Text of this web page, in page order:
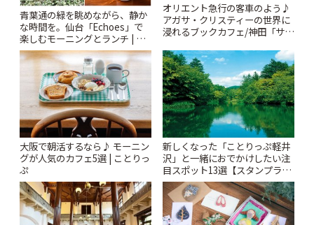
青葉通の緑を眺めながら、静か
な時間を。仙台「Echoes」で
楽しむモーニングとランチ | こ
とりっぷ
オリエント急行の客車のよう♪
アガサ・クリスティーの世界に
浸れるブックカフェ/神田「サロ
大阪で朝活するなら♪ モーニン
グが人気のカフェ5選 | ことりっ
ぷ
新しくなった「ことりっぷ軽井
沢」と一緒におでかけしたい注
目スポット13選【スタンプラリ
ー開催中】 | ことりっぷ